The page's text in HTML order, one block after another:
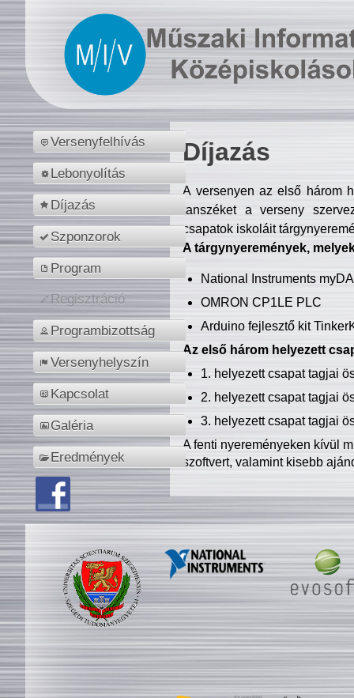
Versenyfelhívás
Lebonyolítás
Díjazás
Szponzorok
Program
Regisztráció
Programbizottság
Versenyhelyszín
Kapcsolat
Galéria
Eredmények
Díjazás
A versenyen az első három
tanszéket a verseny
csapatok iskoláit
A tárgynyeremények,
National Instruments
OMRON CP1LE PLC
Arduino fejlesztő kit
Az első három helyezett
1. helyezett csapat tagjai
2. helyezett csapat tagjai
3. helyezett csapat tagjai
A fenti nyereményeken kívül
szoftvert, valamint kisebb